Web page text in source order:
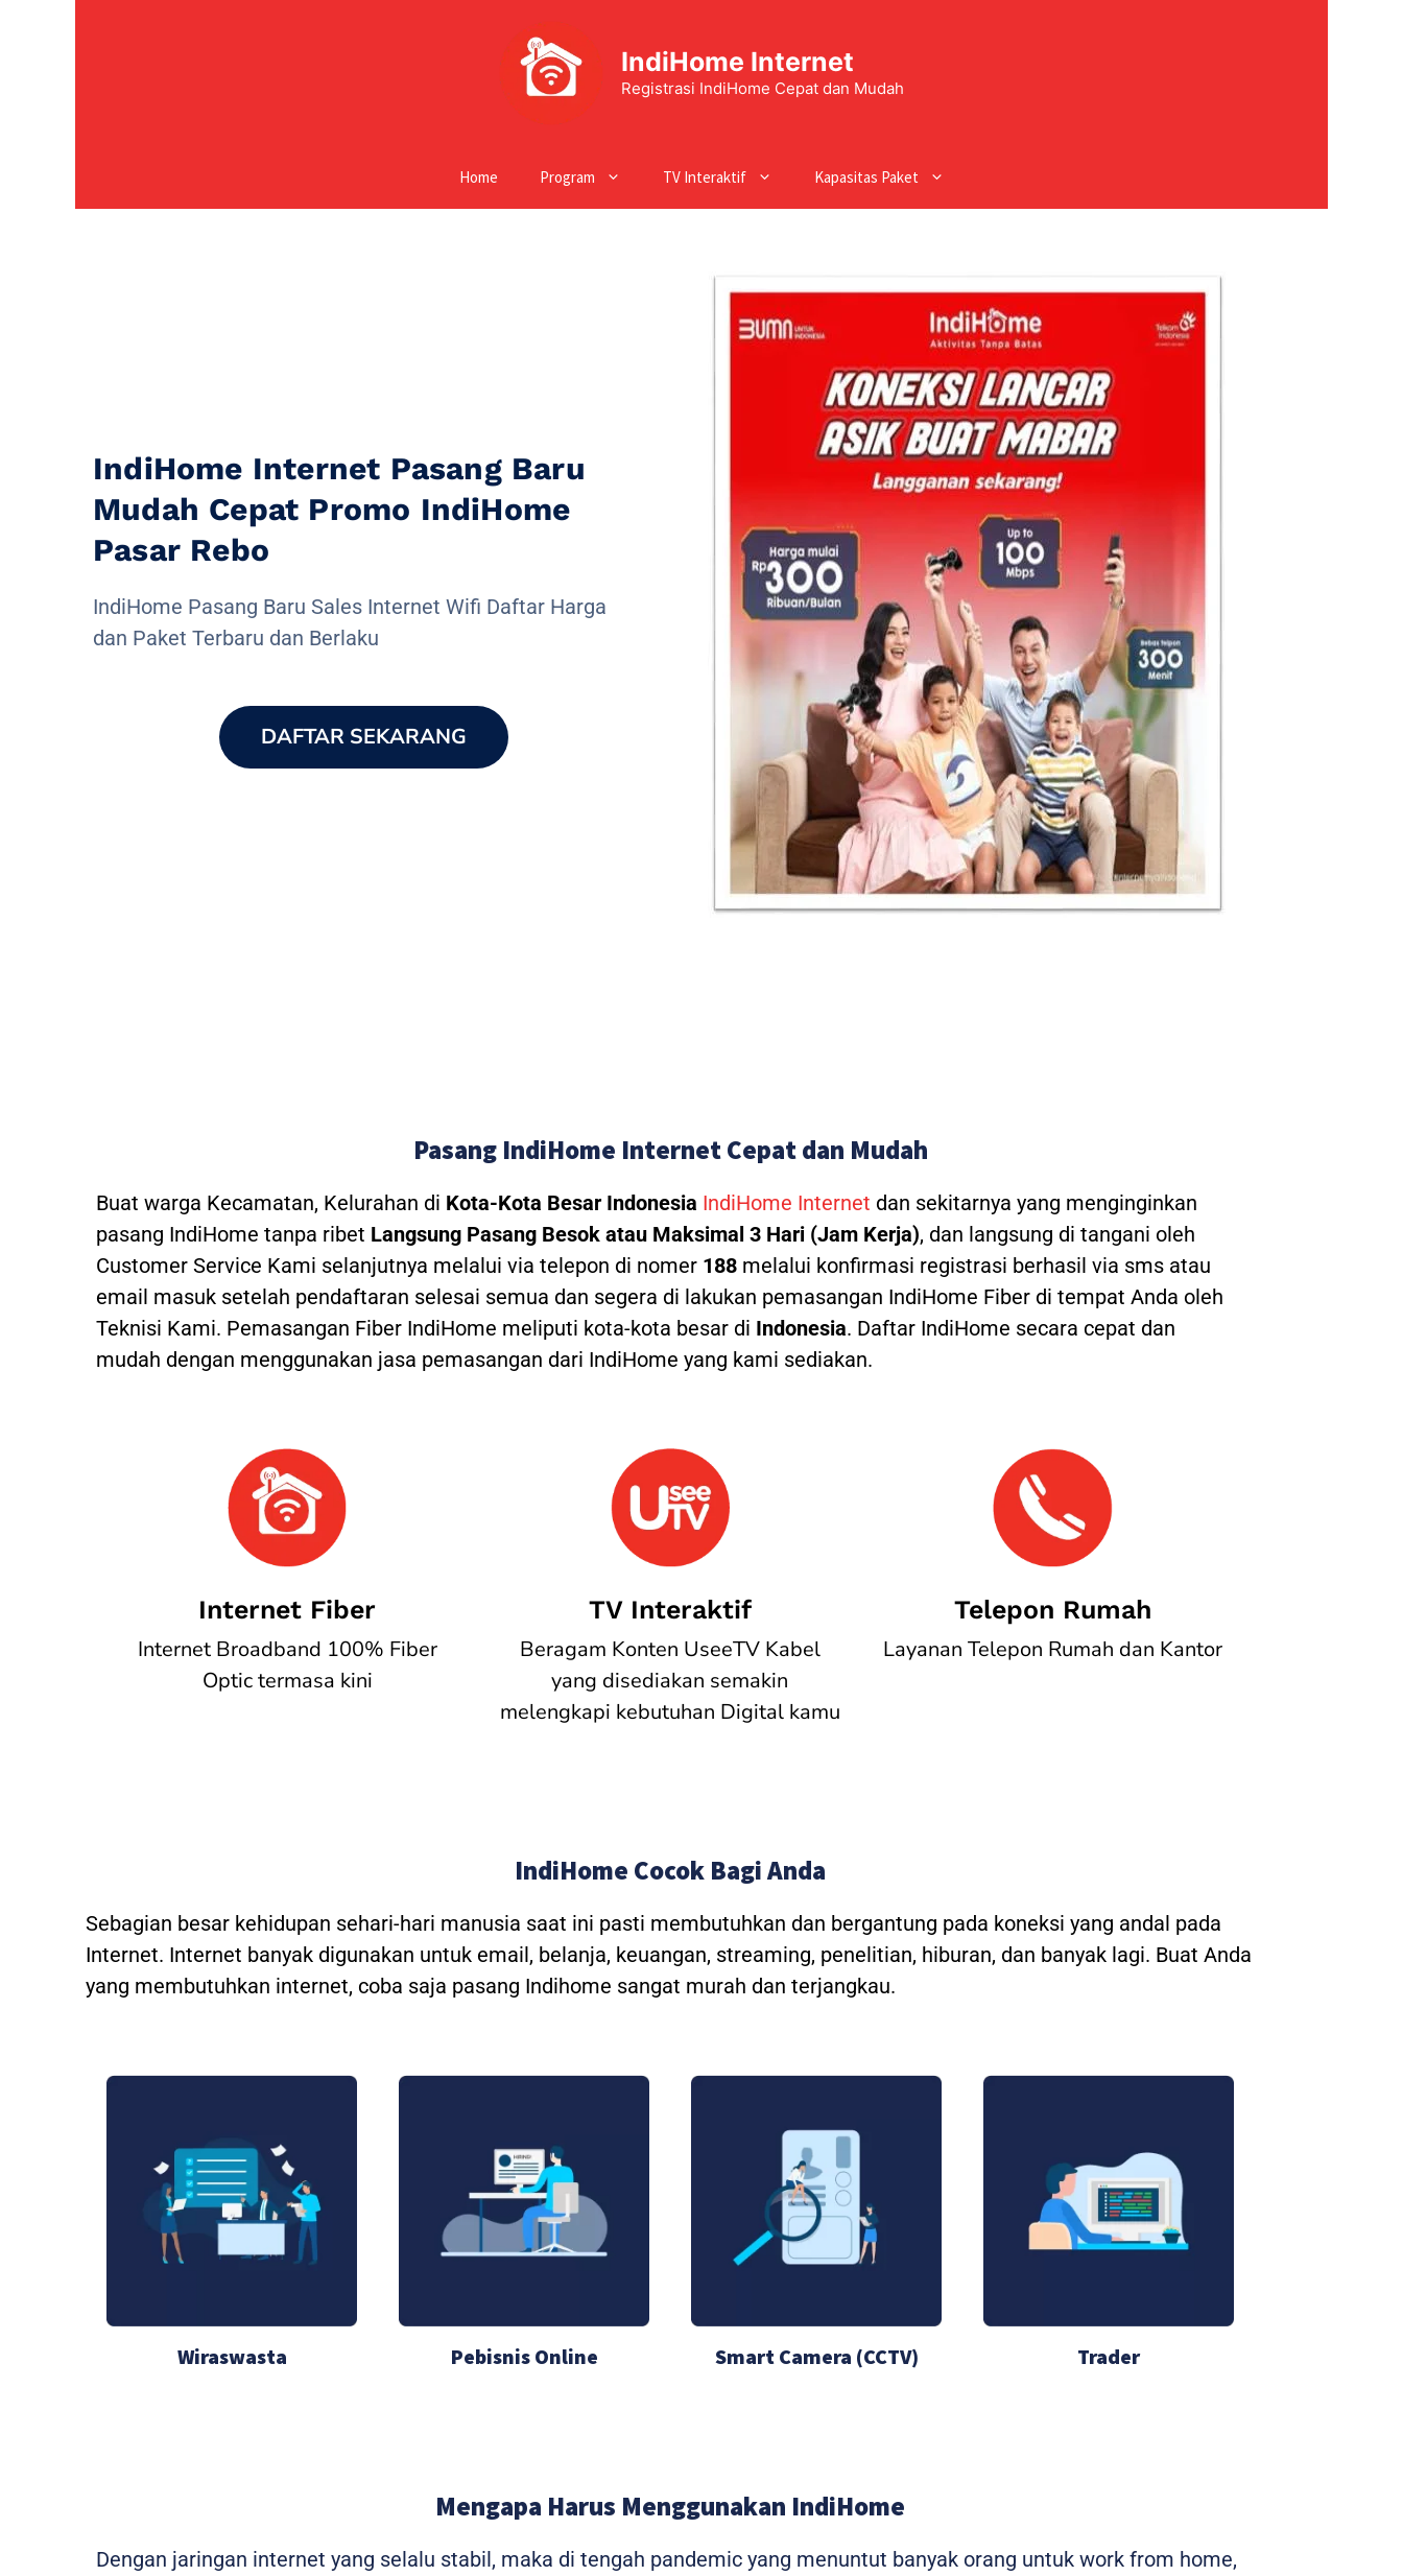
IndiHome Internet
Registrasi IndiHome Cepat dan Mudah
Home Program TV Interaktif Kapasitas Paket
IndiHome Internet Pasang Baru
Mudah Cepat Promo IndiHome
Pasar Rebo
IndiHome Pasang Baru Sales Internet Wifi Daftar Harga
dan Paket Terbaru dan Berlaku
DAFTAR SEKARANG
Pasang IndiHome Internet Cepat dan Mudah
Buat warga Kecamatan, Kelurahan di Kota-Kota Besar Indonesia IndiHome Internet dan sekitarnya yang menginginkan
pasang IndiHome tanpa ribet Langsung Pasang Besok atau Maksimal 3 Hari (Jam Kerja), dan langsung di tangani oleh
Customer Service Kami selanjutnya melalui via telepon di nomer 188 melalui konfirmasi registrasi berhasil via sms atau
email masuk setelah pendaftaran selesai semua dan segera di lakukan pemasangan IndiHome Fiber di tempat Anda oleh
Teknisi Kami. Pemasangan Fiber IndiHome meliputi kota-kota besar di Indonesia. Daftar IndiHome secara cepat dan
mudah dengan menggunakan jasa pemasangan dari IndiHome yang kami sediakan.
Internet Fiber
Internet Broadband 100% Fiber
Optic termasa kini
TV Interaktif
Beragam Konten UseeTV Kabel
yang disediakan semakin
melengkapi kebutuhan Digital kamu
Telepon Rumah
Layanan Telepon Rumah dan Kantor
IndiHome Cocok Bagi Anda
Sebagian besar kehidupan sehari-hari manusia saat ini pasti membutuhkan dan bergantung pada koneksi yang andal pada
Internet. Internet banyak digunakan untuk email, belanja, keuangan, streaming, penelitian, hiburan, dan banyak lagi. Buat Anda
yang membutuhkan internet, coba saja pasang Indihome sangat murah dan terjangkau.
Wiraswasta Pebisnis Online Smart Camera (CCTV) Trader
Mengapa Harus Menggunakan IndiHome
Dengan jaringan internet yang selalu stabil, maka di tengah pandemic yang menuntut banyak orang untuk work from home,